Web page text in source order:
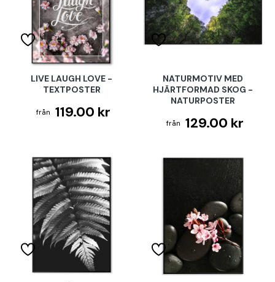
LIVE LAUGH LOVE -
TEXTPOSTER
119.00 kr
NATURMOTIV MED
HJÄRTFORMAD SKOG -
NATURPOSTER
129.00 kr